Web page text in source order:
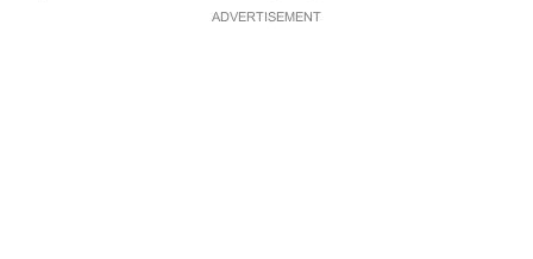
ADVERTISEMENT